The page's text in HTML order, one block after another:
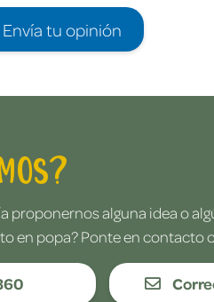
Envía tu opinión
proponernos alguna idea o
en popa? Ponte en contacto